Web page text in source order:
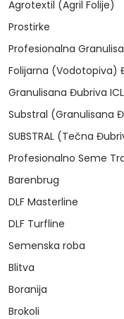
Agrotextil (Agril Folije)
Prostirke
Profesionalna
Folijarna (Vodotopiva)
Granulisana Đubriva
Substral (Granulisana
SUBSTRAL (Tečna
Profesionalno Seme
Barenbrug
DLF Masterline
DLF Turfline
Semenska roba
Blitva
Boranija
Brokoli